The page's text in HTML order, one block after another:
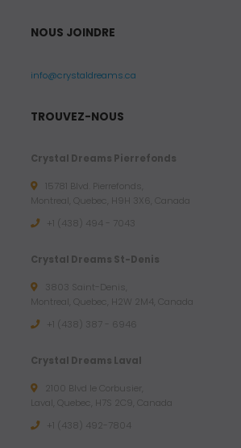
NOUS JOINDRE
info@crystaldreams.ca
TROUVEZ-NOUS
Crystal Dreams Pierrefonds
15781 Blvd. Pierrefonds,
Montreal, Quebec, H9H 3X6, Canada
+1 (438) 494 - 7043
Crystal Dreams St-Denis
3803 Saint-Denis,
Montreal, Quebec, H2W 2M4, Canada
+1 (438) 387 - 6946
Crystal Dreams Laval
2100 Blvd le Corbusier,
Laval, Quebec, H7S 2C9, Canada
+1 ‪(438) 492-7804‬